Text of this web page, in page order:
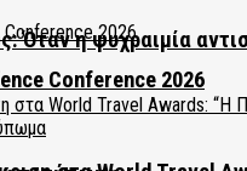
η ψυχραιμία
Conference 2026